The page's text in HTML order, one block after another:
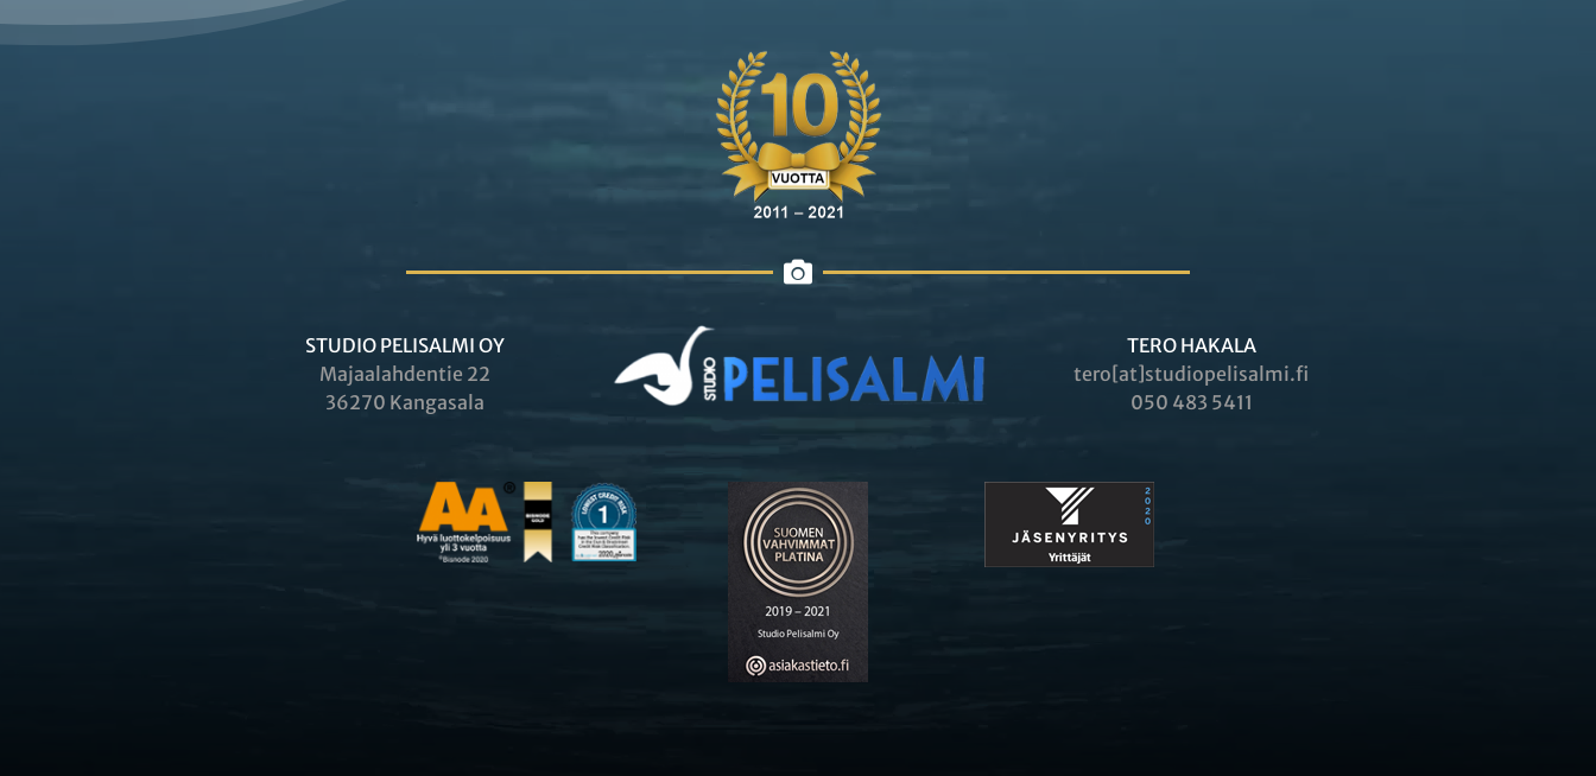
STUDIO PELISALMI OY
Majaalahdentie 22
36270 Kangasala
TERO HAKALA
tero[at]studiopelisalmi.fi
050 483 5411